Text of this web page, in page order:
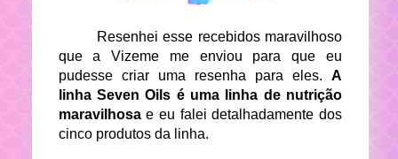
Resenhei esse recebidos maravilhoso
que a Vizeme me enviou para que eu
pudesse criar uma resenha para eles. A
linha Seven Oils é uma linha de nutrição
maravilhosae eu falei detalhadamente dos
cinco produtos da linha.